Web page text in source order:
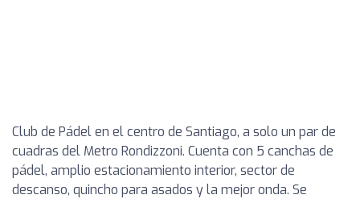
Club de Pádel en el centro de Santiago, a solo un par de
cuadras del Metro Rondizzoni. Cuenta con 5 canchas de
pádel, amplio estacionamiento interior, sector de
descanso, quincho para asados y la mejor onda. Se